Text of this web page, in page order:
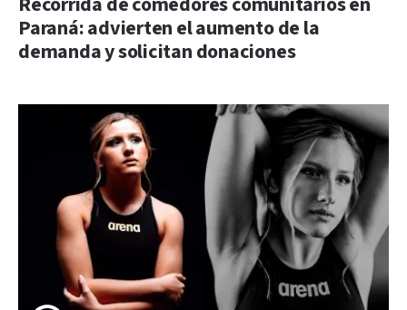
Paraná: advierten el aumento de la
demanda y solicitan donaciones